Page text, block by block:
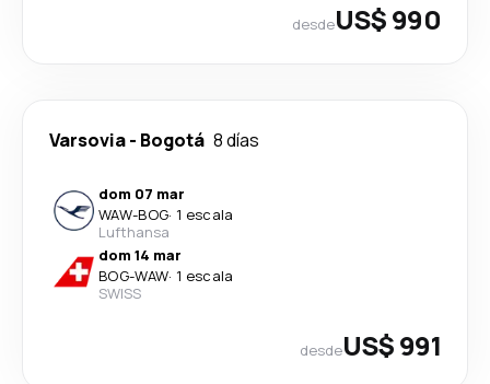
desdeUS$ 990
Varsovia- Bogotá 8 días
dom 07 mar
WAW-BOG· 1 escala
Lufthansa
dom 14 mar
BOG-WAW· 1 escala
SWISS
desdeUS$ 991